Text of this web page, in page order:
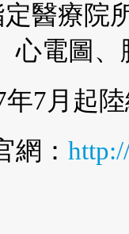
醫療院
心電圖
7月起
網：